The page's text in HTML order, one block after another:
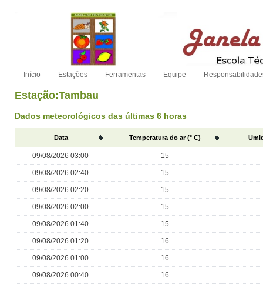
Início Estações Ferramentas Equipe
Estação:Tambau
Dados meteorológicos das últimas 6 horas
Data Temperatura do ar (° C)
09/08/2026 03:00 15
09/08/2026 02:40 15
09/08/2026 02:20 15
09/08/2026 02:00 15
09/08/2026 01:40 15
09/08/2026 01:20 16
09/08/2026 01:00 16
09/08/2026 00:40 16